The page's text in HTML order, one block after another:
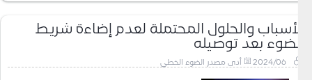
الأسباب والحلول المحتملة لعدم إضاءة شريط
الضوء بعد توصيله
2024/06 أدى مصدر الضوء الخطي